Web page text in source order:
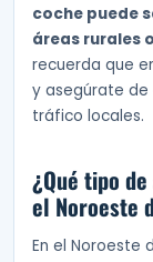
coche puede
áreas rurales
recuerda que
y asegúrate de
tráfico locales.
¿Qué tipo
el Noroeste
En el Noroeste